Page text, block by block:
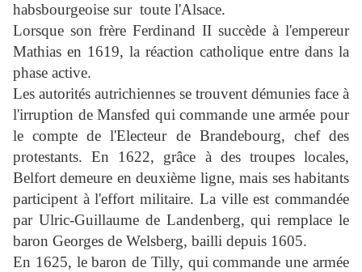
habsbourgeoise sur toute l'Alsace.
Lorsque son frère Ferdinand II succède à l'empereur
Mathias en 1619, la réaction catholique entre dans la
phase active.
Les autorités autrichiennes se trouvent démunies face à
l'irruption deMansfed qui commande une armée pour
le compte de l'Electeur de Brandebourg, chef des
protestants. En 1622, grâce à des troupes locales,
Belfort demeure en deuxième ligne, mais ses habitants
participent à l'effort militaire. La ville est commandée
par Ulric-Guillaume de Landenberg, qui remplace le
baron Georges de Welsberg, bailli depuis 1605.
En 1625, lebaron de Tilly, qui commande une armée